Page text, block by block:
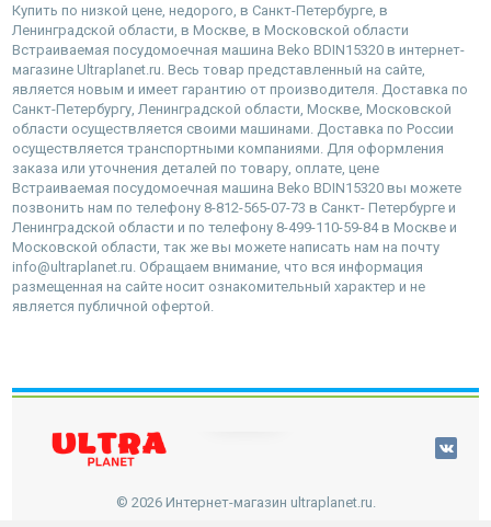
Купить по низкой цене, недорого, в Санкт-Петербурге, в
Ленинградской области, в Москве, в Московской области
Встраиваемая посудомоечная машина Beko BDIN15320 в интернет-
магазине Ultraplanet.ru. Весь товар представленный на сайте,
является новым и имеет гарантию от производителя. Доставка по
Санкт-Петербургу, Ленинградской области, Москве, Московской
области осуществляется своими машинами. Доставка по России
осуществляется транспортными компаниями. Для оформления
заказа или уточнения деталей по товару, оплате, цене
Встраиваемая посудомоечная машина Beko BDIN15320 вы можете
позвонить нам по телефону 8-812-565-07-73 в Санкт- Петербурге и
Ленинградской области и по телефону 8-499-110-59-84 в Москве и
Московской области, так же вы можете написать нам на почту
info@ultraplanet.ru. Обращаем внимание, что вся информация
размещенная на сайте носит ознакомительный характер и не
является публичной офертой.
© 2026 Интернет-магазин ultraplanet.ru.
наверх